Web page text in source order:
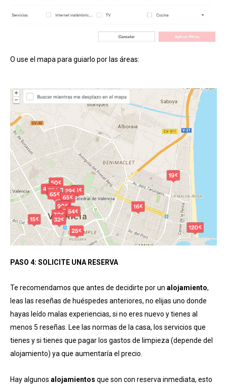
O use el mapa para guiarlo por las áreas:
PASO 4: SOLICITE UNA RESERVA
Te recomendamos que antes de decidirte por un alojamiento,
leas las reseñas de huéspedes anteriores, no elijas uno donde
hayas leído malas experiencias, si no eres nuevo y tienes al
menos 5 reseñas. Lee las normas de la casa, los servicios que
tienes y si tienes que pagar los gastos de limpieza (depende del
alojamiento) ya que aumentaría el precio.
Hay algunos alojamientos que son con reserva inmediata, esto